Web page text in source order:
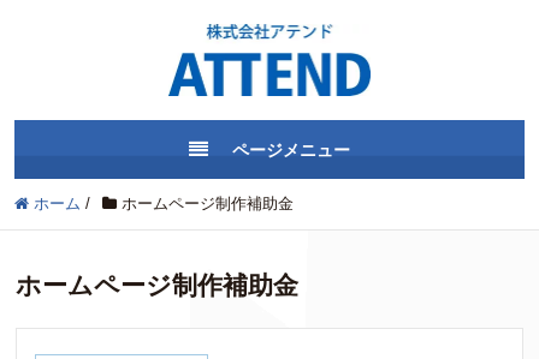
ページメニュー
ホーム / ホームページ制作補助金
ホームページ制作補助金